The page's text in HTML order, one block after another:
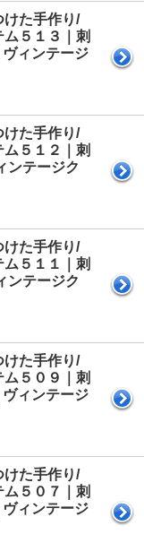
けた手作り/
５１３｜刺
ィンテージ
けた手作り/
５１２｜刺
ンテージク
けた手作り/
５１１｜刺
ンテージク
けた手作り/
５０９｜刺
ィンテージ
けた手作り/
５０７｜刺
ィンテージ